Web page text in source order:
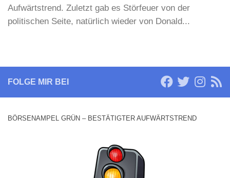
Aufwärtstrend. Zuletzt gab es Störfeuer von der
politischen Seite, natürlich wieder von Donald...
FOLGE MIR BEI
BÖRSENAMPEL GRÜN – BESTÄTIGTER AUFWÄRTSTREND